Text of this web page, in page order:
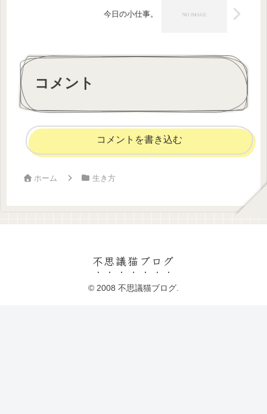
今日の小仕事。
コメント
コメントを書き込む
ホーム 生き方
不思議猫ブログ
© 2008 不思議猫ブログ.